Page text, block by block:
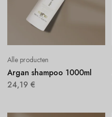
Alle producten
Argan shampoo 1000ml
24,19 €